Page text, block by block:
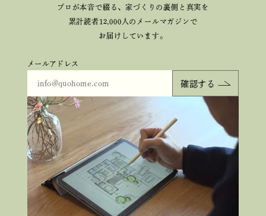
プロが本音で綴る、家づくりの裏側と真実を
累計読者12,000人のメールマガジンで
お届けしています。
メールアドレス